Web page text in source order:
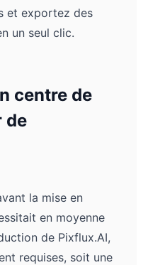
et exportez des
un seul clic.
centre de
de
la mise en
en moyenne
de Pixflux.AI,
requises, soit une